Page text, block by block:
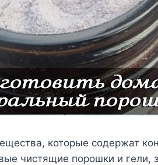
которые содержат
чистящие порошки и гели,